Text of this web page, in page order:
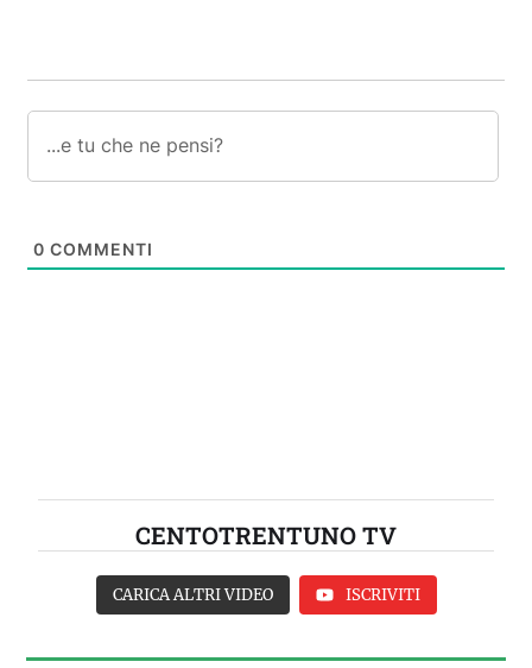
0 COMMENTI
CENTOTRENTUNO TV
CARICA ALTRI VIDEO ISCRIVITI